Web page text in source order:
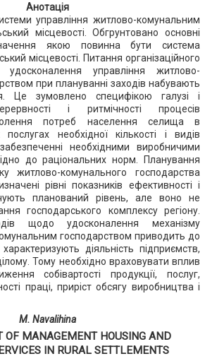
Анотація
управління житлово-комунальним
місцевості. Обгрунтовано основні
якою повинна бути система
місцевості. Питання організаційного
управління житлово-
при плануванні заходів набувають
Це зумовлено специфікою галузі і
і ритмічності процесів
потреб населення селища в
необхідної кількості і видів
необхідними виробничими
до раціональних норм. Планування
житлово-комунального господарства
рівні показників ефективності і
планований рівень, але воно не
господарського комплексу регіону.
щодо удосконалення механізму
господарством приводить до
діяльність підприємств,
цілому. Тому необхідно враховувати вплив
собівартості продукції, послуг,
праці, приріст обсягу виробництва і
M. Navalihina
OF MANAGEMENT HOUSING AND
IN RURAL SETTLEMENTS